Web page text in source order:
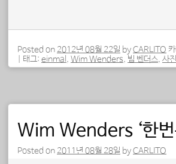
Posted on 2012년 08월 22일 byCARLITO
태그: einmal, Wim Wenders, 빔 벤더스, 사진
Wim Wenders ‘한번
Posted on 2011년 08월 28일 byCARLITO